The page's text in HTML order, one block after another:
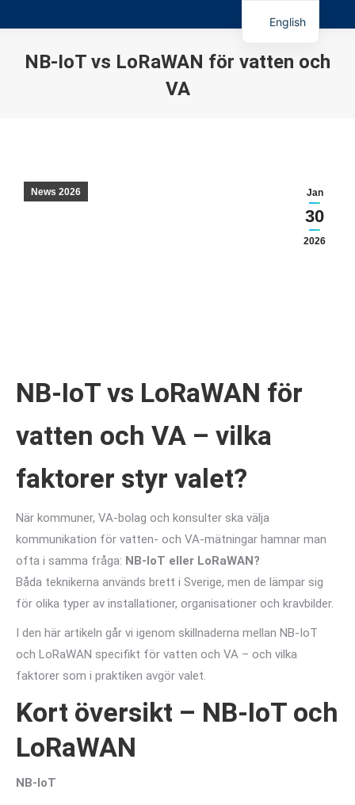
NB-IoT vs LoRaWAN för vatten och
VA
Jan
30
2026
News 2026
NB-IoT vs LoRaWAN för
vatten och VA – vilka
faktorer styr valet?
När kommuner, VA-bolag och konsulter ska välja
kommunikation för vatten- och VA-mätningar hamnar man
ofta i samma fråga: NB-IoT eller LoRaWAN?
Båda teknikerna används brett i Sverige, men de lämpar sig
för olika typer av installationer, organisationer och kravbilder.
I den här artikeln går vi igenom skillnaderna mellan NB-IoT
och LoRaWAN specifikt för vatten och VA – och vilka
faktorer som i praktiken avgör valet.
Kort översikt – NB-IoT och
LoRaWAN
NB-IoT
English